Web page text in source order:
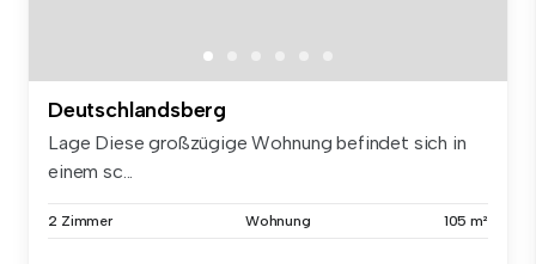
Deutschlandsberg
Lage Diese großzügige Wohnung befindet sich in
einem sc...
2 Zimmer Wohnung 105 m²